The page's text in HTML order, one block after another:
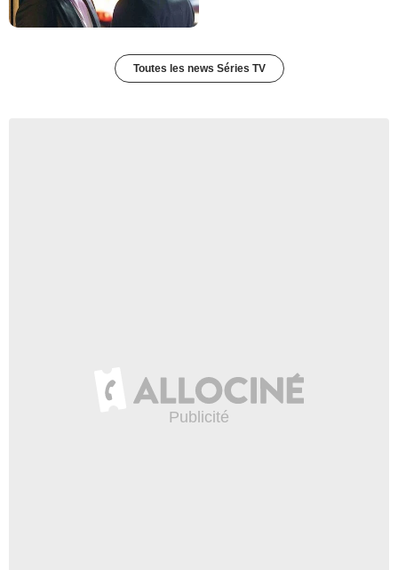
Toutes les news Séries TV